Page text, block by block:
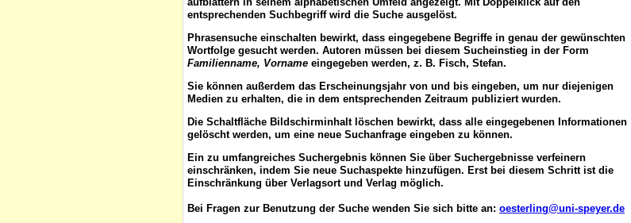
entsprechenden Suchbegriff wird die Suche ausgelöst.
Phrasensuche einschalten bewirkt, dass eingegebene Begriffe in genau der gewünschten
Wortfolge gesucht werden. Autoren müssen bei diesem Sucheinstieg in der Form
Familienname, Vorname eingegeben werden, z. B. Fisch, Stefan.
Sie können außerdem das Erscheinungsjahr von und bis eingeben, um nur diejenigen
Medien zu erhalten, die in dem entsprechenden Zeitraum publiziert wurden.
Die Schaltfläche Bildschirminhalt löschen bewirkt, dass alle eingegebenen Informationen
gelöscht werden, um eine neue Suchanfrage eingeben zu können.
Ein zu umfangreiches Suchergebnis können Sie über Suchergebnisse verfeinern
einschränken, indem Sie neue Suchaspekte hinzufügen. Erst bei diesem Schritt ist die
Einschränkung über Verlagsort und Verlag möglich.
Bei Fragen zur Benutzung der Suche wenden Sie sich bitte an: oesterling@uni-speyer.de